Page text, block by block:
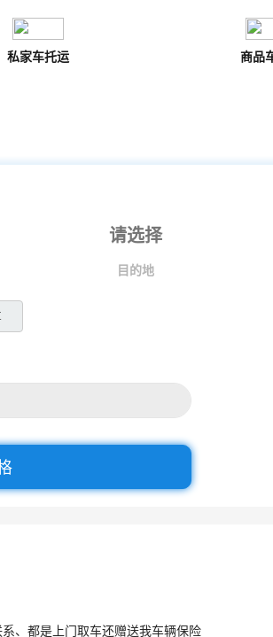
私家车托运 商品
目的地
、都是上门取车还赠送我车辆保险